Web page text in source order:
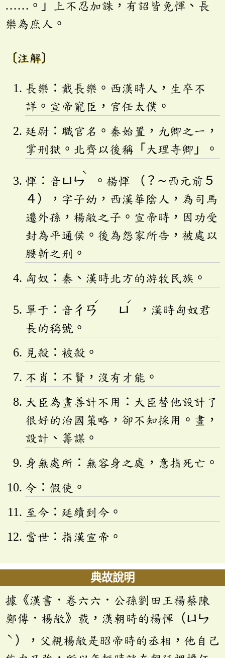
……。」上不忍加誅，有詔皆免惲、長
樂為庶人。
〔注解〕
長樂：戴長樂。西漢時人，生卒不
詳。宣帝寵臣，官任太僕。
廷尉：職官名。秦始置，九卿之一，
掌刑獄。北齊以後稱「大理寺卿」。
惲：音ㄩㄣ
ˋ
。楊惲 （？∼西元前５
４），字子幼，西漢華陰人，為司馬
遷外孫，楊敞之子。宣帝時，因功受
封為平通侯。後為怨家所告，被處以
腰斬之刑。
匈奴：秦、漢時北方的游牧民族。
單于：音 ㄔㄢ
ˊ
ㄩ
ˊ
，漢時匈奴君
長的稱號。
見殺：被殺。
不肖：不賢，沒有才能。
大臣為畫善計不用：大臣替他設計了
很好的治國策略，卻不知採用。畫，
設計、籌謀。
身無處所：無容身之處，意指死亡。
令：假使。
至今：延續到今。
當世：指漢宣帝。
典故說明
據《漢書．卷六六．公孫劉田王楊蔡陳
鄭傳．楊敞》載，漢朝時的楊惲（ㄩㄣ
ˋ ），父親楊敞是昭帝時的丞相，他自己